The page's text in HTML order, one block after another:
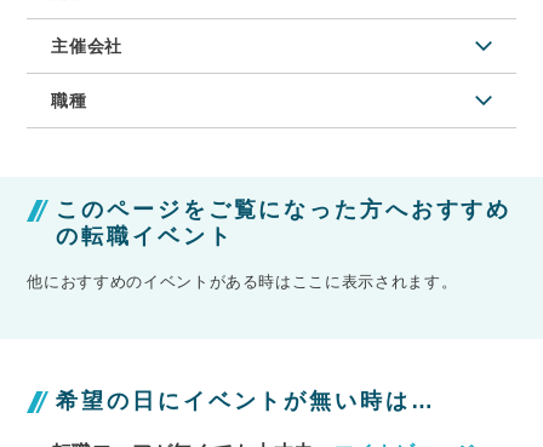
主催会社
職種
このページをご覧になった方へおすすめ
の転職イベント
他におすすめのイベントがある時はここに表示されます。
希望の日にイベントが無い時は…